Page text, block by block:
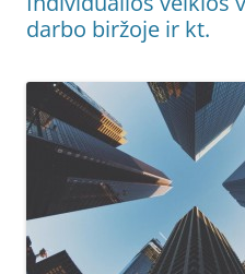
darbo biržoje ir kt.